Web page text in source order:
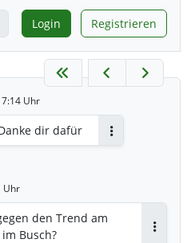
Login Registrieren
Uhr
dir dafür
Uhr
den Trend am
Busch?